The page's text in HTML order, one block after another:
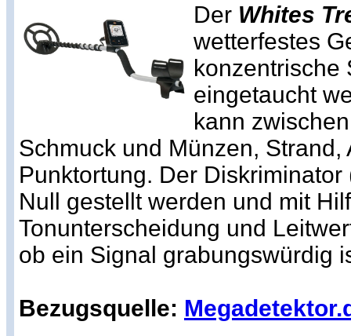
Der Whites
wetterfestes
konzentrische
eingetaucht
kann
Schmuck und Münzen, Strand,
Punktortung. Der
Null gestellt werden und mit
Tonunterscheidung und
ob ein Signal grabungswürdig
Bezugsquelle: